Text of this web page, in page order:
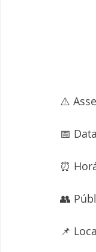
⚠️
📅
⏰
👥
📌